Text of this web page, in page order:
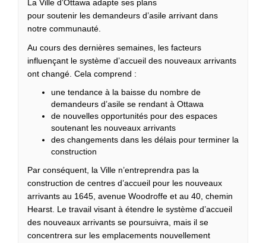
La Ville d’Ottawa adapte ses plans
pour soutenir les demandeurs d’asile arrivant dans
notre communauté.
Au cours des dernières semaines, les facteurs
influençant le système d’accueil des nouveaux arrivants
ont changé. Cela comprend :
une tendance à la baisse du nombre de
demandeurs d’asile se rendant à Ottawa
de nouvelles opportunités pour des espaces
soutenant les nouveaux arrivants
des changements dans les délais pour terminer la
construction
Par conséquent, la Ville n’entreprendra pas la
construction de centres d’accueil pour les nouveaux
arrivants au 1645, avenue Woodroffe et au 40, chemin
Hearst. Le travail visant à étendre le système d’accueil
des nouveaux arrivants se poursuivra, mais il se
concentrera sur les emplacements nouvellement